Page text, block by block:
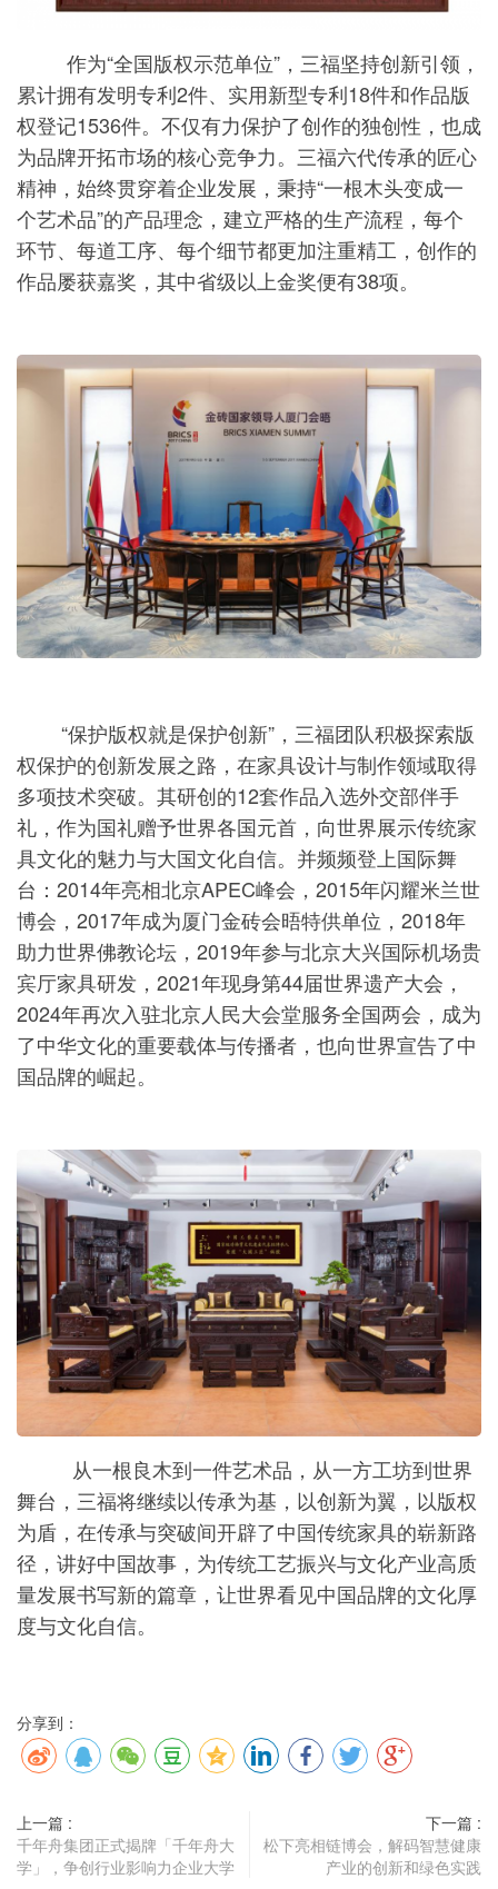
作为“全国版权示范单位”，三福坚持创新引领，
累计拥有发明专利2件、实用新型专利18件和作品版
权登记1536件。不仅有力保护了创作的独创性，也成
为品牌开拓市场的核心竞争力。三福六代传承的匠心
精神，始终贯穿着企业发展，秉持“一根木头变成一
个艺术品”的产品理念，建立严格的生产流程，每个
环节、每道工序、每个细节都更加注重精工，创作的
作品屡获嘉奖，其中省级以上金奖便有38项。
“保护版权就是保护创新”，三福团队积极探索版
权保护的创新发展之路，在家具设计与制作领域取得
多项技术突破。其研创的12套作品入选外交部伴手
礼，作为国礼赠予世界各国元首，向世界展示传统家
具文化的魅力与大国文化自信。并频频登上国际舞
台：2014年亮相北京APEC峰会，2015年闪耀米兰世
博会，2017年成为厦门金砖会晤特供单位，2018年
助力世界佛教论坛，2019年参与北京大兴国际机场贵
宾厅家具研发，2021年现身第44届世界遗产大会，
2024年再次入驻北京人民大会堂服务全国两会，成为
了中华文化的重要载体与传播者，也向世界宣告了中
国品牌的崛起。
从一根良木到一件艺术品，从一方工坊到世界
舞台，三福将继续以传承为基，以创新为翼，以版权
为盾，在传承与突破间开辟了中国传统家具的崭新路
径，讲好中国故事，为传统工艺振兴与文化产业高质
量发展书写新的篇章，让世界看见中国品牌的文化厚
度与文化自信。
分享到：
上一篇 :
千年舟集团正式揭牌「千年舟大
学」，争创行业影响力企业大学
下一篇 :
松下亮相链博会，解码智慧健康
产业的创新和绿色实践